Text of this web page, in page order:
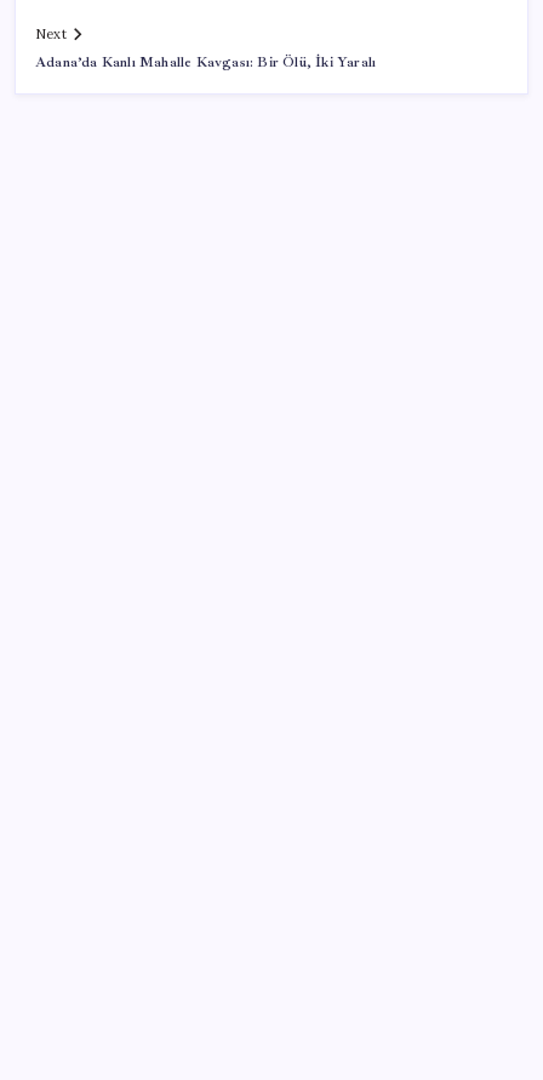
Next
Adana’da Kanlı Mahalle Kavgası: Bir Ölü, İki Yaralı